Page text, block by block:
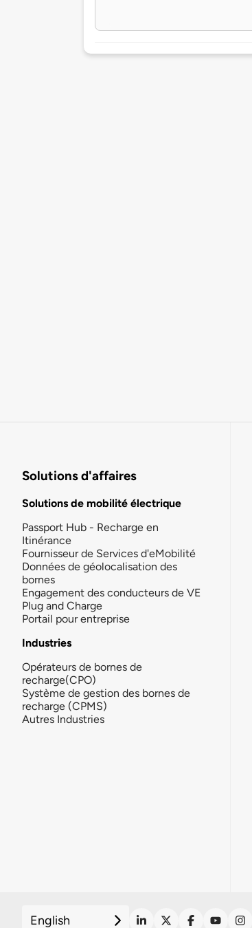
Solutions d'affaires
Solutions de mobilité électrique
Passport Hub - Recharge en
Itinérance
Fournisseur de Services d'eMobilité
Données de géolocalisation des
bornes
Engagement des conducteurs de VE
Plug and Charge
Portail pour entreprise
Industries
Opérateurs de bornes de
recharge(CPO)
Système de gestion des bornes de
recharge (CPMS)
Autres Industries
English